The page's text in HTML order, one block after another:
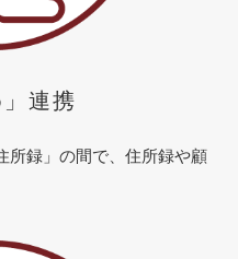
」連携
所録」の間で、住所録や顧